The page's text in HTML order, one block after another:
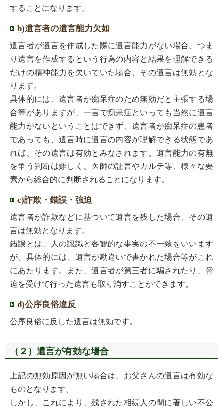
することになります。
b)遺言者の遺言能力欠如
遺言者が遺言を作成した際に遺言能力がない場合、つま
り遺言を作成するという行為の内容と結果を理解できる
だけの精神能力を欠いていた場合、その遺言は無効とな
ります。
具体的には、遺言者が痴呆症のため無効だと主張する場
合等がありますが、一言で痴呆症といっても当然に遺言
能力がないということはできず、遺言者が痴呆症の患者
であっても、遺言時に遺言の内容が理解できる状態であ
れば、その遺言は有効とみなされます。遺言能力の有無
を争う判断は難しく、医師の証言やカルテ等、様々な要
素から総合的に判断されることになります。
c)詐欺・錯誤・強迫
遺言者が詐欺などに基づいて遺言を残した場合、その遺
言は無効となります。
錯誤とは、人の認識と客観的な事実の不一致をいいます
が、具体的には、遺言が勘違いで書かれた場合等がこれ
にあたります。また、遺言者が第三者に騙されたり、脅
迫を受けて行った遺言も取り消すことができます。
d)公序良俗違反
公序良俗に反した遺言は無効です。
（２）遺言が有効な場合
上記の無効原因が無い場合は、お父さんの遺言は有効な
ものとなります。
しかし、これにより、残された相続人の間に著しい不公